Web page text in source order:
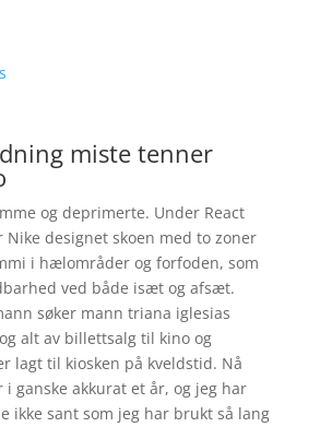
miste tenner
og deprimerte. Under React
Nike designet skoen med to zoner
i hælområder og forfoden, som
ved både isæt og afsæt.
søker mann triana iglesias
alt av billettsalg til kino og
lagt til kiosken på kveldstid. Nå
ganske akkurat et år, og jeg har
ikke sant som jeg har brukt så lang